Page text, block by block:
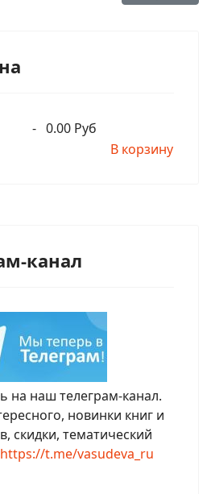
- 0.00 Руб
В корзину
канал
на наш телеграм-канал.
новинки книг и
скидки, тематический
https://t.me/vasudeva_ru